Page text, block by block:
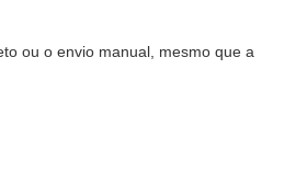
ou o envio manual, mesmo que a